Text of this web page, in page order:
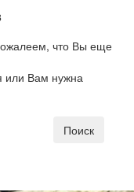
что Вы еще
или Вам нужна
Поиск